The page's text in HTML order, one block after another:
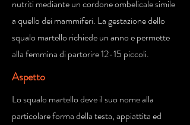
nutriti mediante un cordone ombelicale simile
a quello dei mammiferi. La gestazione dello
squalo martello richiede un anno e permette
alla femmina di partorire 12-15 piccoli.
Aspetto
Lo squalo martello deve il suo nome alla
particolare forma della testa, appiattita ed